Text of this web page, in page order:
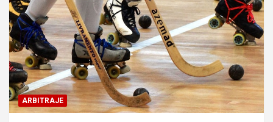
ARBITRAJE